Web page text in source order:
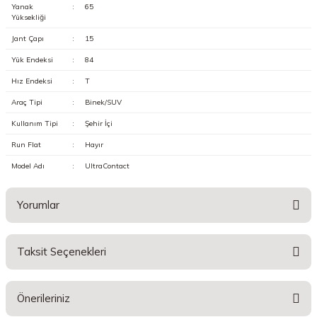
Yanak
Yüksekliği
: 65
Jant Çapı : 15
Yük Endeksi : 84
Hız Endeksi : T
Araç Tipi : Binek/SUV
Kullanım Tipi : Şehir İçi
Run Flat : Hayır
Model Adı : UltraContact
Yorumlar
Taksit Seçenekleri
Önerileriniz